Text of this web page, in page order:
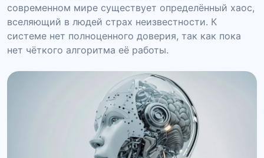
современном мире существует определённый хаос,
вселяющий в людей страх неизвестности. К
системе нет полноценного доверия, так как пока
нет чёткого алгоритма её работы.